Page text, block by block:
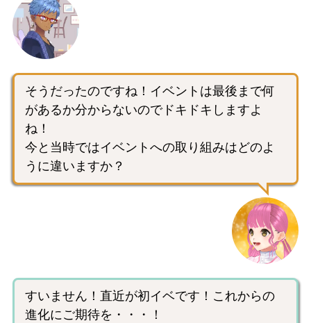
そうだったのですね！イベントは最後まで何
があるか分からないのでドキドキしますよ
ね！
今と当時ではイベントへの取り組みはどのよ
うに違いますか？
すいません！直近が初イベです！これからの
進化にご期待を・・・！